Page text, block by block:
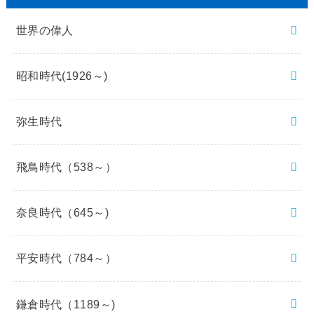
世界の偉人
昭和時代(1926～)
弥生時代
飛鳥時代（538～）
奈良時代（645～)
平安時代（784～）
鎌倉時代（1189～)